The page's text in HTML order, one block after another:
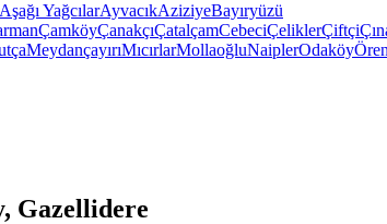
Aşağı YağcılarAyvacıkAziziyeBayıryüzü
ÇamköyÇanakçıÇatalçamCebeciÇeliklerÇiftçi
MeydançayırıMıcırlarMollaoğluNaiplerOdaköy
Gazellidere